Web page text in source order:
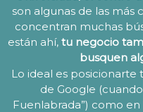
son algunas de las más
concentran muchas
están ahí, tu negocio
busquen
Lo ideal es posicionarte
de Google
Fuenlabrada”) como en